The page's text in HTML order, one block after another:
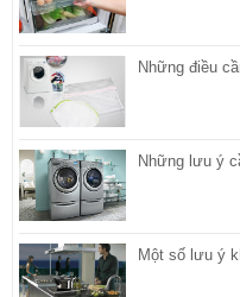
Những điều
Những lưu ý
Một số lưu ý